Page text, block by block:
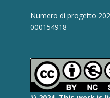
Numero di progetto
000154918